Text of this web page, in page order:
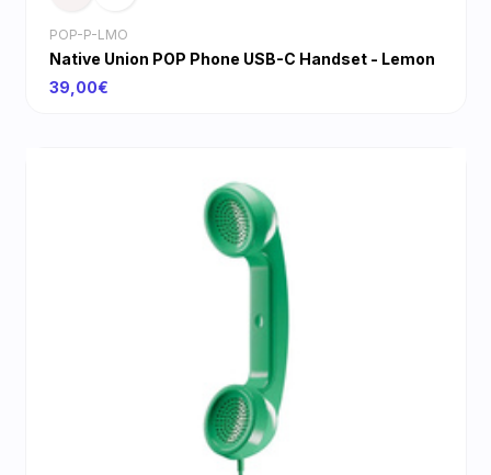
POP-P-LMO
Native Union POP Phone USB-C Handset - Lemon
39,00€